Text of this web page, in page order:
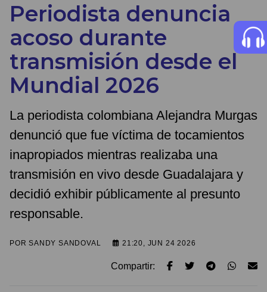
Periodista denuncia
acoso durante
transmisión desde el
Mundial 2026
La periodista colombiana Alejandra Murgas
denunció que fue víctima de tocamientos
inapropiados mientras realizaba una
transmisión en vivo desde Guadalajara y
decidió exhibir públicamente al presunto
responsable.
PORSANDY SANDOVAL 21:20, JUN 24 2026
Compartir: